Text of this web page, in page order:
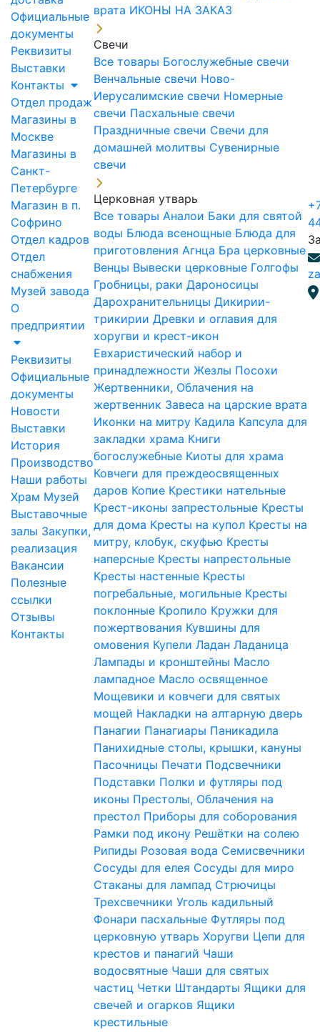
Официальные
документы
Реквизиты
Выставки
Контакты
Отдел продаж
Магазины в
Москве
Магазины в
Санкт-
Петербурге
Магазин в п.
Софрино
Отдел кадров
Отдел
снабжения
Музей завода
О
предприятии
Реквизиты
Официальные
документы
Новости
Выставки
История
Производство
Наши работы
Храм Музей
Выставочные
залы Закупки,
реализация
Вакансии
Полезные
ссылки
Отзывы
Контакты
врата ИКОНЫ НА ЗАКАЗ
Свечи
Все товары Богослужебные свечи
Венчальные свечи Ново-
Иерусалимские свечи Номерные
свечи Пасхальные свечи
Праздничные свечи Свечи для
домашней молитвы Сувенирные
свечи
Церковная утварь
Все товары Аналои Баки для святой
воды Блюда всенощные Блюда для
приготовления Агнца Бра церковные
Венцы Вывески церковные Голгофы
Гробницы, раки Дароносицы
Дарохранительницы Дикирии-
трикирии Древки и оглавия для
хоругви и крест-икон
Евхаристический набор и
принадлежности Жезлы Посохи
Жертвенники, Облачения на
жертвенник Завеса на царские врата
Иконки на митру Кадила Капсула для
закладки храма Книги
богослужебные Киоты для храма
Ковчеги для преждеосвященных
даров Копие Крестики нательные
Крест-иконы запрестольные Кресты
для дома Кресты на купол Кресты на
митру, клобук, скуфью Кресты
наперсные Кресты напрестольные
Кресты настенные Кресты
погребальные, могильные Кресты
поклонные Кропило Кружки для
пожертвования Кувшины для
омовения Купели Ладан Ладаница
Лампады и кронштейны Масло
лампадное Масло освященное
Мощевики и ковчеги для святых
мощей Накладки на алтарную дверь
Панагии Панагиары Паникадила
Панихидные столы, крышки, кануны
Пасочницы Печати Подсвечники
Подставки Полки и футляры под
иконы Престолы, Облачения на
престол Приборы для соборования
Рамки под икону Решётки на солею
Рипиды Розовая вода Семисвечники
Сосуды для елея Сосуды для миро
Стаканы для лампад Стрючицы
Трехсвечники Уголь кадильный
Фонари пасхальные Футляры под
церковную утварь Хоругви Цепи для
крестов и панагий Чаши
водосвятные Чаши для святых
частиц Четки Штандарты Ящики для
свечей и огарков Ящики
крестильные